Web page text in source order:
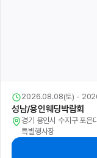
2026.08.08(토) -
성남/용인웨딩박람회
경기 용인시 수지구 포
특별행사장